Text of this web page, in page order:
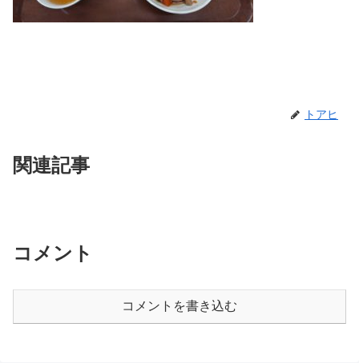
トアヒ
関連記事
コメント
コメントを書き込む